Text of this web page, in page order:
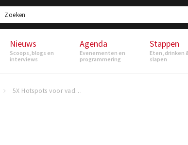
Nieuws
Scoops, blogs en
interviews
Agenda
Evenementen en
programmering
Stappen
Eten, drinken
slapen
5X Hotspots voor vaderdagcadeau's